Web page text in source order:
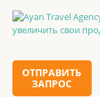
ОТПРАВИТЬ
ЗАПРОС
Главная
Традиции